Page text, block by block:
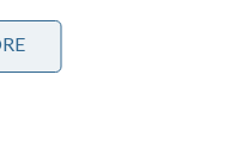
ഒരു